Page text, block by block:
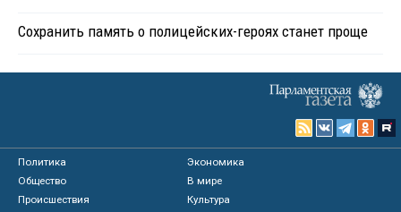
Сохранить память о полицейских-героях станет проще
Политика
Экономика
Общество
В мире
Происшествия
Культура